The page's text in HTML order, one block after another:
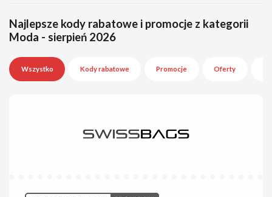
Najlepsze kody rabatowe i promocje z kategorii
Moda - sierpień 2026
Wszystko Kody rabatowe Promocje Oferty